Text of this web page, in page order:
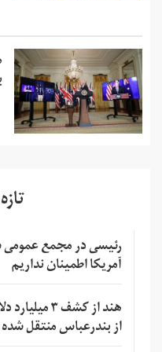
رئیسی در مجمع عمومی
آمریکا اطمینان نداریم
هند از کشف
از بندرعباس منتقل شده